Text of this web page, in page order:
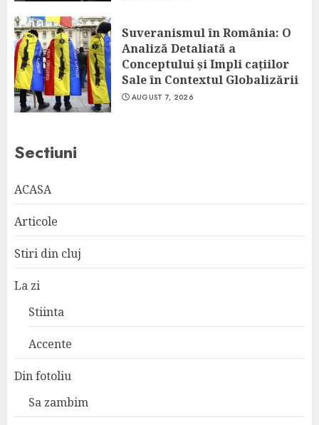
Suveranismul în România: O
Analiză Detaliată a
Conceptului și Impli cațiilor
Sale în Contextul Globalizării
AUGUST 7, 2026
Sectiuni
ACASA
Articole
Stiri din cluj
La zi
Stiinta
Accente
Din fotoliu
Sa zambim